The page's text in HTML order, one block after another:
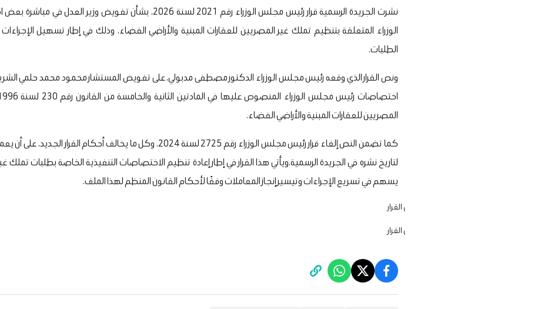
نشرت الجريدة الرسمية قرار رئيس مجلس الوزراء رقم 2021 لسنة 2026، بشأن
الوزراء المتعلقة بتنظيم تملك غير المصريين للعقارات المبنية والأراضي الفضاء، وذلك في إطار تسهيل
الطلبات.
ونص القرار الذي وقعه رئيس مجلس الوزراء الدكتور مصطفى مدبولي، على تفويض المستشار محمود محمد حلمي
المصريين للعقارات المبنية والأراضي الفضاء.
كما تضمن النص إلغاء قرار رئيس مجلس الوزراء رقم 2725 لسنة 2024، وكل ما يخالف أحكام
لتاريخ نشره في الجريدة الرسمية.ويأتي هذا القرار في إطار إعادة تنظيم الاختصاصات التنفيذية الخاصة بطلبات تملك
يسهم في تسريع الإجراءات وتيسير إنجاز المعاملات وفقًا لأحكام القانون المنظم لهذا الملف.